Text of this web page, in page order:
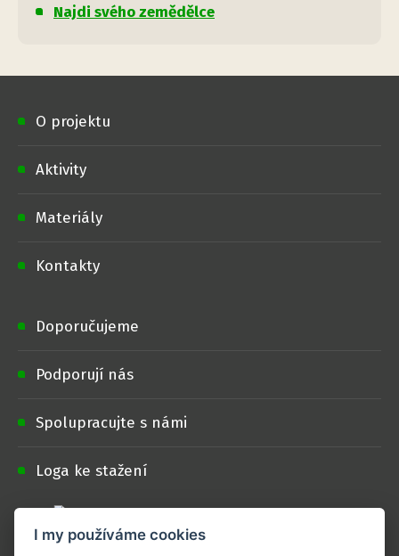
Najdi svého zemědělce
O projektu
Aktivity
Materiály
Kontakty
Doporučujeme
Podporují nás
Spolupracujte s námi
Loga ke stažení
Projekt je realizován s finanční podporou
I my používáme cookies